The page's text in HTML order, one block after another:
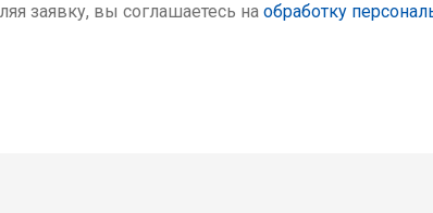
заявку, вы соглашаетесь на обработку